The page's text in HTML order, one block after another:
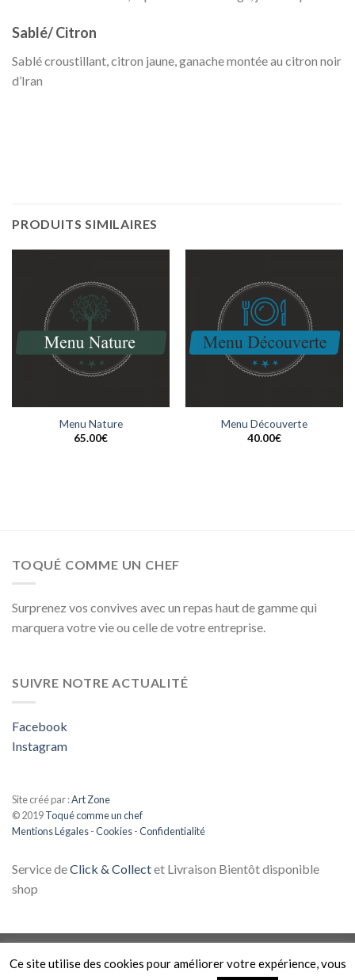
Sablé/ Citron
Sablé croustillant, citron jaune, ganache montée au citron noir
d’Iran
PRODUITS SIMILAIRES
Menu Nature
65.00€
Menu Découverte
40.00€
TOQUÉ COMME UN CHEF
Surprenez vos convives avec un repas haut de gamme qui
marquera votre vie ou celle de votre entreprise.
SUIVRE NOTRE ACTUALITÉ
Facebook
Instagram
Site créé par :Art Zone
© 2019Toqué comme un chef
Mentions Légales-Cookies-Confidentialité
Service deClick & Collectet Livraison Bientôt disponible
shop
Ce site utilise des cookies pour améliorer votre expérience, vous